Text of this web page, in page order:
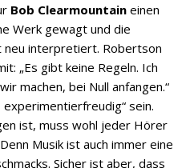
Bob Clearmountain einen
Werk gewagt und die
neu interpretiert. Robertson
„Es gibt keine Regeln. Ich
machen, bei Null anfangen.“
sein.
ist, muss wohl jeder Hörer
Musik ist auch immer eine
Sicher ist aber, dass